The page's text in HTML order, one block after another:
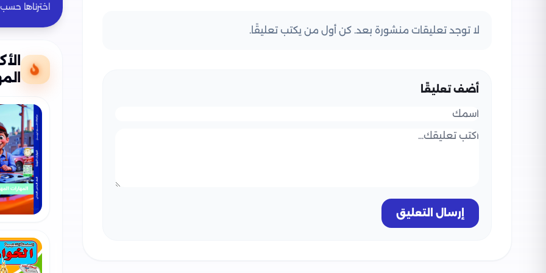
لا توجد تعليقات منشورة بعد. كن أول من يكتب تعليقًا.
أضف تعليقًا
إرسال التعليق
اخترناها